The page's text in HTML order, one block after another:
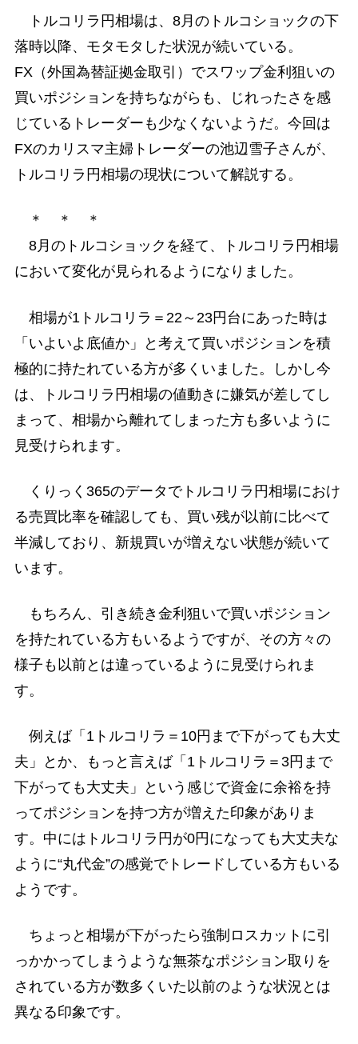
トルコリラ円相場は、8月のトルコショックの下
落時以降、モタモタした状況が続いている。
FX（外国為替証拠金取引）でスワップ金利狙いの
買いポジションを持ちながらも、じれったさを感
じているトレーダーも少なくないようだ。今回は
FXのカリスマ主婦トレーダーの池辺雪子さんが、
トルコリラ円相場の現状について解説する。
＊ ＊ ＊
8月のトルコショックを経て、トルコリラ円相場
において変化が見られるようになりました。
相場が1トルコリラ＝22～23円台にあった時は
「いよいよ底値か」と考えて買いポジションを積
極的に持たれている方が多くいました。しかし今
は、トルコリラ円相場の値動きに嫌気が差してし
まって、相場から離れてしまった方も多いように
見受けられます。
くりっく365のデータでトルコリラ円相場におけ
る売買比率を確認しても、買い残が以前に比べて
半減しており、新規買いが増えない状態が続いて
います。
もちろん、引き続き金利狙いで買いポジション
を持たれている方もいるようですが、その方々の
様子も以前とは違っているように見受けられま
す。
例えば「1トルコリラ＝10円まで下がっても大丈
夫」とか、もっと言えば「1トルコリラ＝3円まで
下がっても大丈夫」という感じで資金に余裕を持
ってポジションを持つ方が増えた印象がありま
す。中にはトルコリラ円が0円になっても大丈夫な
ように“丸代金”の感覚でトレードしている方もいる
ようです。
ちょっと相場が下がったら強制ロスカットに引
っかかってしまうような無茶なポジション取りを
されている方が数多くいた以前のような状況とは
異なる印象です。